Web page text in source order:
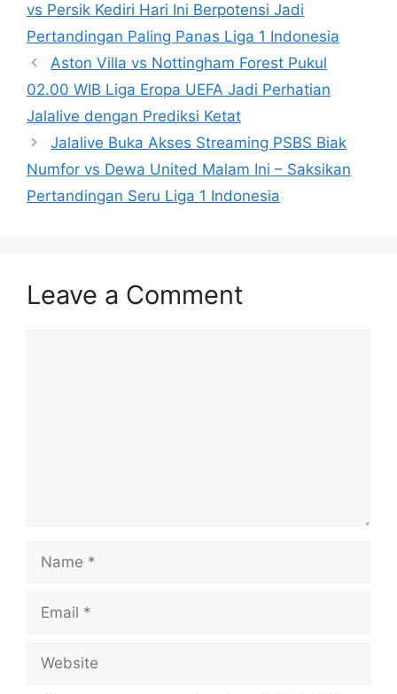
vs Persik Kediri Hari Ini Berpotensi Jadi
Pertandingan Paling Panas Liga 1 Indonesia
Aston Villa vs Nottingham Forest Pukul
02.00 WIB Liga Eropa UEFA Jadi Perhatian
Jalalive dengan Prediksi Ketat
Jalalive Buka Akses Streaming PSBS Biak
Numfor vs Dewa United Malam Ini – Saksikan
Pertandingan Seru Liga 1 Indonesia
Leave a Comment
Name
Email
Website